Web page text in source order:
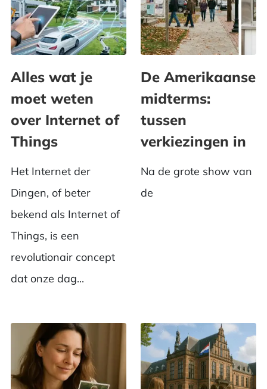
Alles wat je
moet weten
over Internet of
Things
Het Internet der
Dingen, of beter
bekend als Internet of
Things, is een
revolutionair concept
dat onze dag...
De Amerikaanse
midterms:
tussen
verkiezingen in
Na de grote show van
de